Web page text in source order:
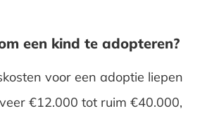
een kind te adopteren?
voor een adoptie liepen
€12.000 tot ruim €40.000,